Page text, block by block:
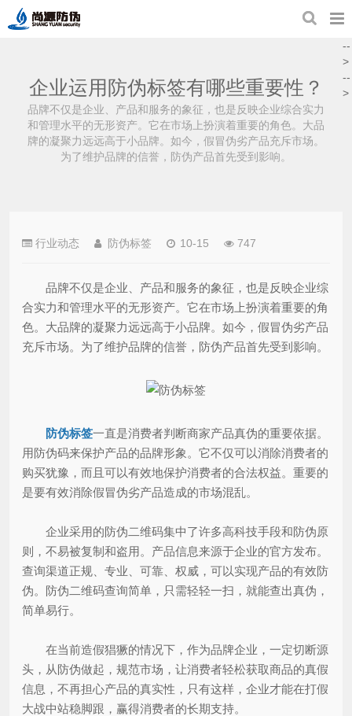
企业运用防伪标签有哪些重要性？
品牌不仅是企业、产品和服务的象征，也是反映企业综合实力
和管理水平的无形资产。它在市场上扮演着重要的角色。大品
牌的凝聚力远远高于小品牌。如今，假冒伪劣产品充斥市场。
为了维护品牌的信誉，防伪产品首先受到影响。
行业动态 防伪标签 10-15 747
品牌不仅是企业、产品和服务的象征，也是反映企业综
合实力和管理水平的无形资产。它在市场上扮演着重要的角
色。大品牌的凝聚力远远高于小品牌。如今，假冒伪劣产品
充斥市场。为了维护品牌的信誉，防伪产品首先受到影响。
防伪标签一直是消费者判断商家产品真伪的重要依据。
用防伪码来保护产品的品牌形象。它不仅可以消除消费者的
购买犹豫，而且可以有效地保护消费者的合法权益。重要的
是要有效消除假冒伪劣产品造成的市场混乱。
企业采用的防伪二维码集中了许多高科技手段和防伪原
则，不易被复制和盗用。产品信息来源于企业的官方发布。
查询渠道正规、专业、可靠、权威，可以实现产品的有效防
伪。防伪二维码查询简单，只需轻轻一扫，就能查出真伪，
简单易行。
在当前造假猖獗的情况下，作为品牌企业，一定切断源
头，从防伪做起，规范市场，让消费者轻松获取商品的真假
信息，不再担心产品的真实性，只有这样，企业才能在打假
大战中站稳脚跟，赢得消费者的长期支持。
--
>
--
>